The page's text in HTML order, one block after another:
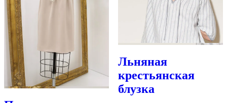
Льняная
крестьянская
блузка